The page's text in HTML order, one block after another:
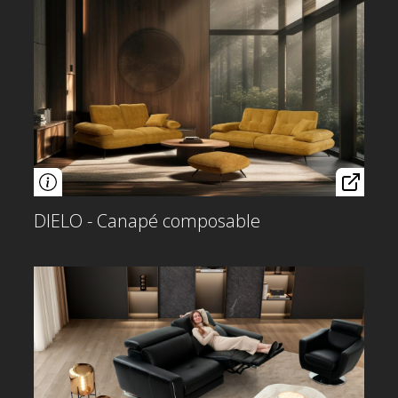
DIELO - Canapé composable